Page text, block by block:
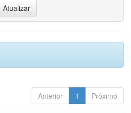
Anterior 1 Próximo